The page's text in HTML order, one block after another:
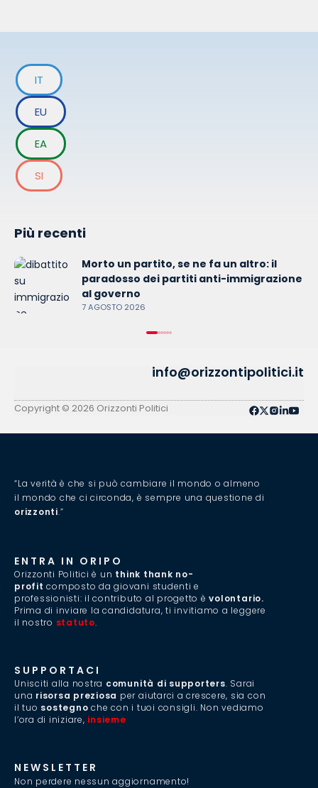
IT
EU
EA
SI
Più recenti
Morto un partito, se ne fa un altro: il
paradosso dei partiti anti-immigrazione
al governo
7 AGOSTO 2026
info@orizzontipolitici.it
Copyright © 2026 Orizzonti Politici
“La verità è che si può cambiare il mondo o almeno
il mondo che ci circonda, è sempre una questione di
orizzonti.”
ENTRA IN ORIPO
Orizzonti Politici è un think thank no-
profit composto da giovani studenti e
professionisti: il contributo al progetto èvolontario.
Prima di inviare la candidatura, ti invitiamo a leggere
il nostro statuto.
SUPPORTACI
Unisciti alla nostra comunità di supporters. Sarai
una risorsa preziosa per aiutarci a crescere, sia con
il tuo sostegno che con i tuoi consigli. Non vediamo
l’ora di iniziare, insieme
NEWSLETTER
Non perdere nessun aggiornamento!